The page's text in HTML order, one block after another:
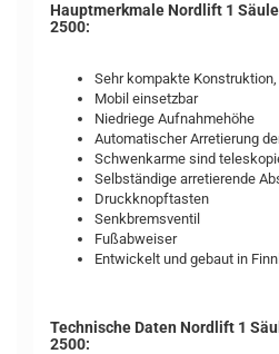
Hauptmerkmale Nordlift 1
2500:
Sehr kompakte
Mobil einsetzbar
Niedriege Aufnahmehöhe
Automatischer Arretierung
Schwenkarme sind
Selbständige arretierende
Druckknopftasten
Senkbremsventil
Fußabweiser
Entwickelt und gebaut in
Technische Daten Nordlift 1
2500: